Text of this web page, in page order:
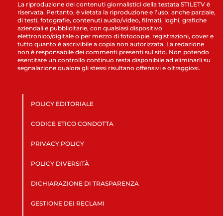
La riproduzione dei contenuti giornalistici della testata STILETV è
riservata. Pertanto, è vietata la riproduzione e l’uso, anche parziale,
di testi, fotografie, contenuti audio/video, filmati, loghi, grafiche
aziendali e pubblicitarie, con qualsiasi dispositivo
elettronico/digitale o per mezzo di fotocopie, registrazioni, cover e
tutto quanto è ascrivibile a copia non autorizzata. La redazione
non è responsabile dei commenti presenti sul sito. Non potendo
esercitare un controllo continuo resta disponibile ad eliminarli su
segnalazione qualora gli stessi risultano offensivi e oltraggiosi.
POLICY EDITORIALE
CODICE ETICO CONDOTTA
PRIVACY POLICY
POLICY DIVERSITÀ
DICHIARAZIONE DI TRASPARENZA
GESTIONE DEI RECLAMI